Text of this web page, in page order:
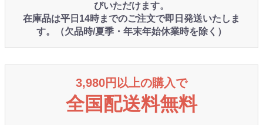
びいただけます。
在庫品は平日14時までのご注文で即日発送いたしま
す。（欠品時/夏季・年末年始休業時を除く）
3,980円以上の購入で
全国配送料無料